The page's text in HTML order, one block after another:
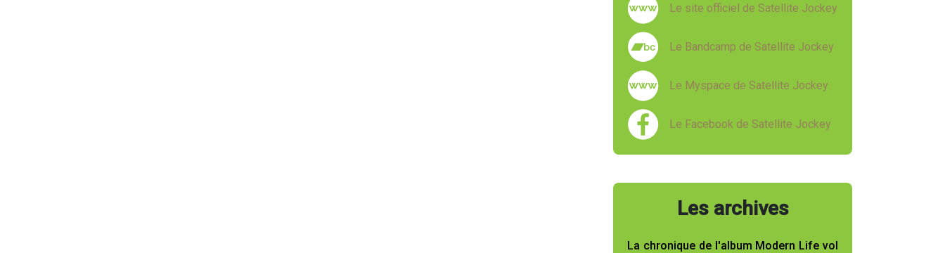
Le site officiel de Satellite Jockey
Le Bandcamp de Satellite Jockey
Le Myspace de Satellite Jockey
Le Facebook de Satellite Jockey
Les archives
La chronique de l'album Modern Life vol